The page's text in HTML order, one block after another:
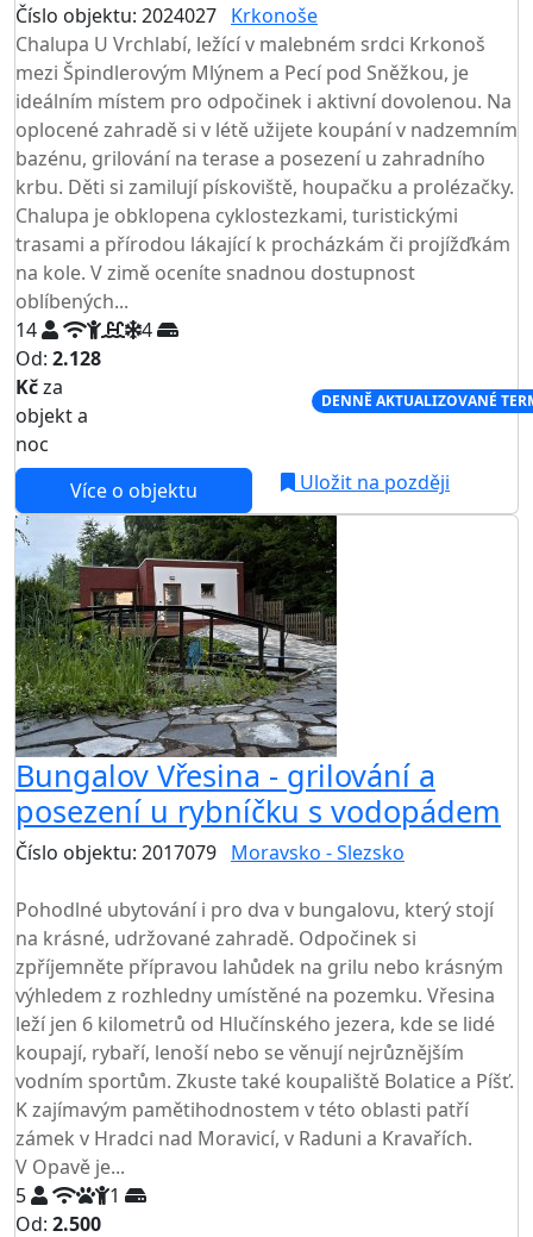
Číslo objektu: 2024027 Krkonoše
Chalupa U Vrchlabí, ležící v malebném srdci Krkonoš
mezi Špindlerovým Mlýnem a Pecí pod Sněžkou, je
ideálním místem pro odpočinek i aktivní dovolenou. Na
oplocené zahradě si v létě užijete koupání v nadzemním
bazénu, grilování na terase a posezení u zahradního
krbu. Děti si zamilují pískoviště, houpačku a prolézačky.
Chalupa je obklopena cyklostezkami, turistickými
trasami a přírodou lákající k procházkám či projížďkám
na kole. V zimě oceníte snadnou dostupnost
oblíbených...
14
4
Od: 2.128
Kčza
objekt a
noc
DENNĚ AKTUALIZOVANÉ
Více o objektu Uložit na později
Bungalov Vřesina - grilování a
posezení u rybníčku s vodopádem
Číslo objektu: 2017079 Moravsko - Slezsko
Pohodlné ubytování i pro dva v bungalovu, který stojí
na krásné, udržované zahradě. Odpočinek si
zpříjemněte přípravou lahůdek na grilu nebo krásným
výhledem z rozhledny umístěné na pozemku. Vřesina
leží jen 6 kilometrů od Hlučínského jezera, kde se lidé
koupají, rybaří, lenoší nebo se věnují nejrůznějším
vodním sportům. Zkuste také koupaliště Bolatice a Píšť.
K zajímavým pamětihodnostem v této oblasti patří
zámek v Hradci nad Moravicí, v Raduni a Kravařích.
V Opavě je...
5
1
Od: 2.500